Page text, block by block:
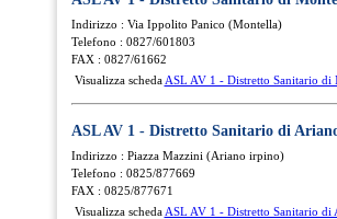
Indirizzo : Via Ippolito Panico (Montella)
Telefono : 0827/601803
FAX : 0827/61662
Visualizza scheda ASL AV 1 - Distretto Sanitario di
ASL AV 1 - Distretto Sanitario di
Indirizzo : Piazza Mazzini (Ariano irpino)
Telefono : 0825/877669
FAX : 0825/877671
Visualizza scheda ASL AV 1 - Distretto Sanitario di